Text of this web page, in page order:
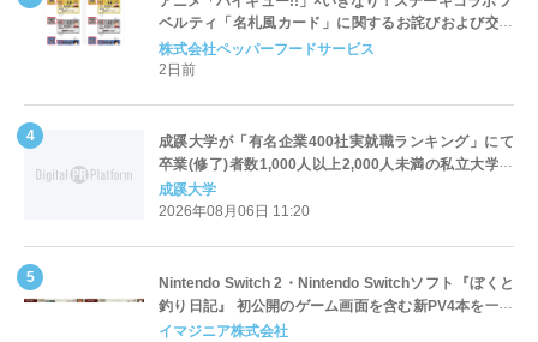
ベルティ「名札風カード」に関するお詫びおよび交換
対応についてのご案内
株式会社ペッパーフードサービス
2日前
成蹊大学が「有名企業400社実就職ランキング」にて
卒業(修了)者数1,000人以上2,000人未満の私立大学で
全国第1位を獲得！～実就職率は26.5%（前年比＋
4.3pt）に伸長、東京の私立大学でも10位にランクイン
成蹊大学
2026年08月06日 11:20
Nintendo Switch 2・Nintendo Switchソフト『ぼくと
釣り日記』 初公開のゲーム画面を含む新PV4本を一挙
公開！
イマジニア株式会社